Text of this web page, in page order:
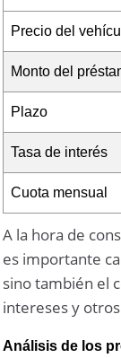
Precio del
Monto del
Plazo
Tasa de interés
Cuota mensual
A la hora de
es importante
sino también el
intereses y
Análisis de los